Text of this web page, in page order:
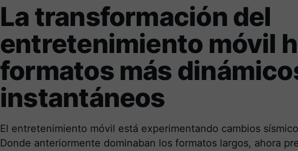
La transformación del
entretenimiento móvil
formatos más
instantáneos
El entretenimiento móvil está experimentando cambios
Donde anteriormente dominaban los formatos largos, ahora